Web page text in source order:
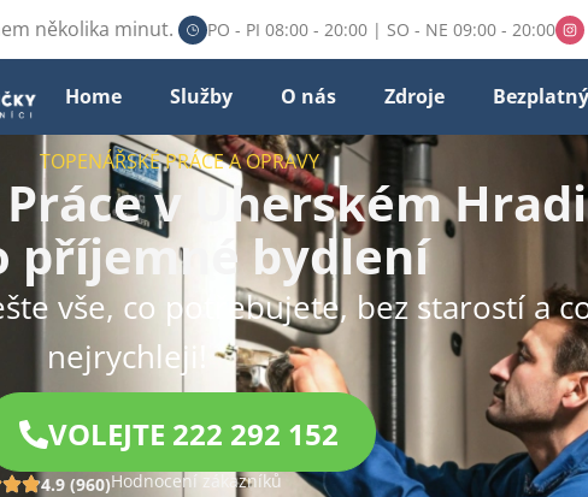
několika minut. PO - PI 08:00 - 20:00 | SO - NE 09:00 - 20:00
Home Služby O nás Zdroje
TOPENÁŘSKÉ PRÁCE A OPRAVY
v Uherském
příjemné bydlení
vše, co potřebujete, bez starostí a
nejrychleji!
VOLEJTE 222 292 152
4.9 (960)Hodnocení zákazníků